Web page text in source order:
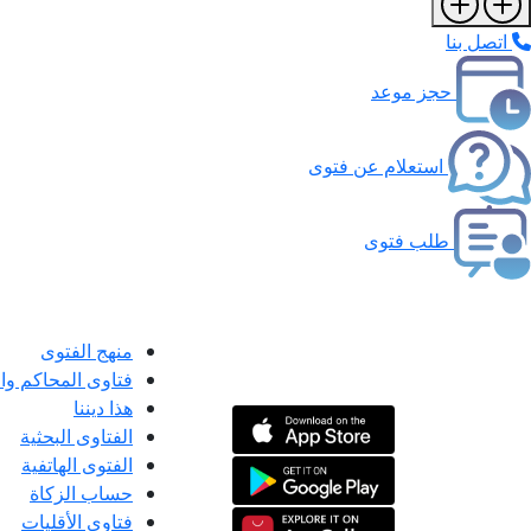
اتصل بنا
حجز موعد
استعلام عن فتوى
طلب فتوى
منهج الفتوى
فتاوى المحاكم
هذا ديننا
الفتاوى البحثية
الفتوى الهاتفية
حساب الزكاة
فتاوى الأقليات